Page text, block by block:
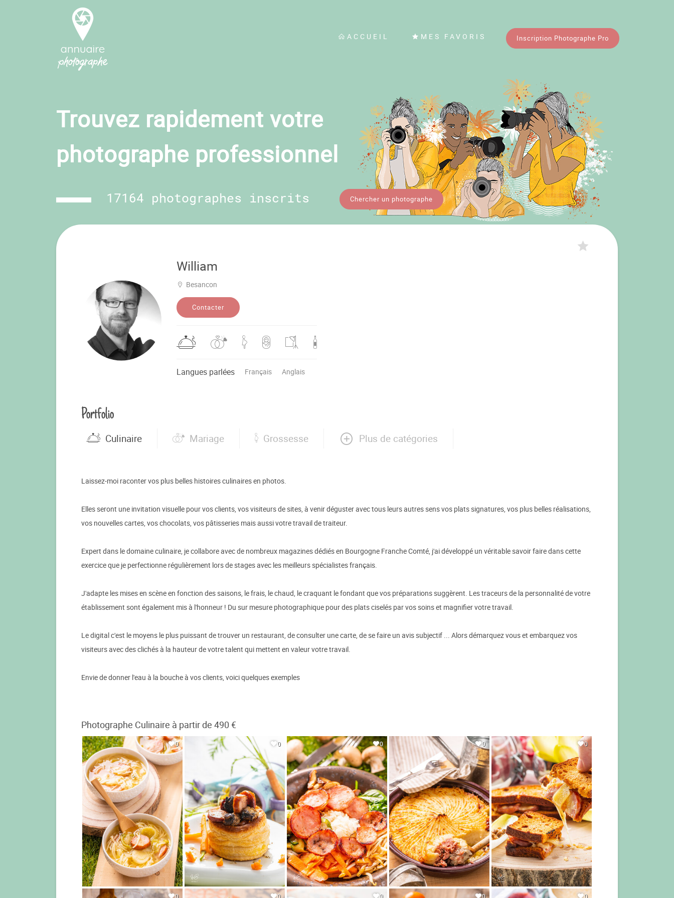
ACCUEIL MES FAVORIS Inscription Photographe Pro
Trouvez rapidement votre
photographe professionnel
17164 photographes inscrits Chercher un photographe
William
Besancon
Contacter
Langues parlées Français Anglais
Portfolio
Culinaire Mariage Grossesse Plus de catégories
Laissez-moi raconter vos plus belles histoires culinaires en photos.
Elles seront une invitation visuelle pour vos clients, vos visiteurs de sites, à venir déguster avec tous leurs autres sens vos plats signatures, vos plus belles réalisations,
vos nouvelles cartes, vos chocolats, vos pâtisseries mais aussi votre travail de traiteur.
Expert dans le domaine culinaire, je collabore avec de nombreux magazines dédiés en Bourgogne Franche Comté, j'ai développé un véritable savoir faire dans cette
exercice que je perfectionne régulièrement lors de stages avec les meilleurs spécialistes français.
J'adapte les mises en scène en fonction des saisons, le frais, le chaud, le craquant le fondant que vos préparations suggèrent. Les traceurs de la personnalité de votre
établissement sont également mis à l'honneur ! Du sur mesure photographique pour des plats ciselés par vos soins et magnifier votre travail.
Le digital c'est le moyens le plus puissant de trouver un restaurant, de consulter une carte, de se faire un avis subjectif ... Alors démarquez vous et embarquez vos
visiteurs avec des clichés à la hauteur de votre talent qui mettent en valeur votre travail.
Envie de donner l'eau à la bouche à vos clients, voici quelques exemples
Photographe Culinaire à partir de 490 €
0 0 0 0 0
0 0 0 0 0